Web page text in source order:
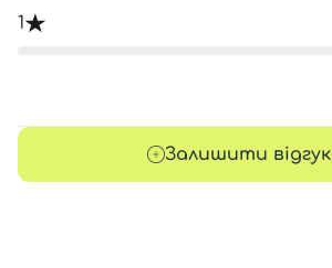
1
Залишити відгук